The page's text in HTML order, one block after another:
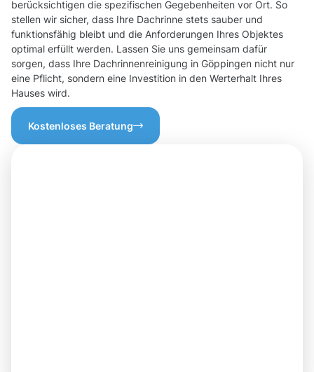
berücksichtigen die spezifischen Gegebenheiten vor Ort. So
stellen wir sicher, dass Ihre Dachrinne stets sauber und
funktionsfähig bleibt und die Anforderungen Ihres Objektes
optimal erfüllt werden. Lassen Sie uns gemeinsam dafür
sorgen, dass Ihre Dachrinnenreinigung in Göppingen nicht nur
eine Pflicht, sondern eine Investition in den Werterhalt Ihres
Hauses wird.
Kostenloses Beratung